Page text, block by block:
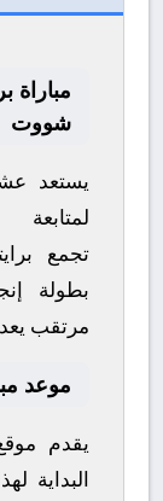
مباراة
شووت
يستعد
تجمع
بطولة
مرتقب
موعد
يقدم
البداية